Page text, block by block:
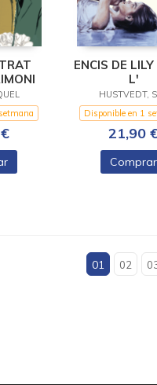
ENCIS DE
L'
HUSTVEDT,
Disponible en 1
21,90
Comprar
01 02